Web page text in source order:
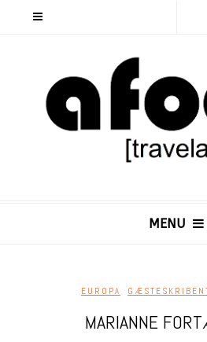
MENU
EUROPA
MARIANNE